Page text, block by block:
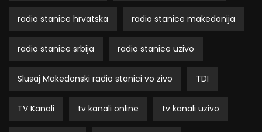
radio stanice hrvatska radio stanice makedonija
radio stanice srbija radio stanice uzivo
Slusaj Makedonski radio stanici vo zivo TDI
TV Kanali tv kanali online tv kanali uzivo